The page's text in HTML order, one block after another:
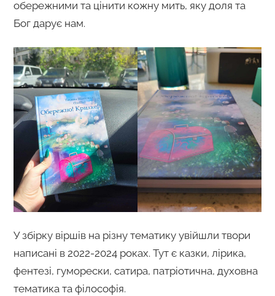
обережними та цінити кожну мить, яку доля та
Бог дарує нам.
У збірку віршів на різну тематику увійшли твори
написані в 2022-2024 роках. Тут є казки, лірика,
фентезі, гуморески, сатира, патріотична, духовна
тематика та філософія.